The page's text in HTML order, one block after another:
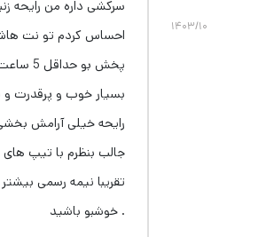
سرکشی داره من رایحه زنبق بیشتر
احساس کردم تو نت هاش به لحاظ
پخش بو حداقل 5 ساعت اولیه
بسیار خوب و پرقدرت و به تدریج
رایحه خیلی آرامش بخشی میشه که
جالب بنظرم با تیپ های کژوال و
تقریبا نیمه رسمی بیشتر ست میشه
. خوشبو باشید